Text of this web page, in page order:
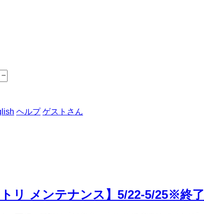
ヘルプ ゲストさん
トリ メンテナンス】5/22-5/25※終了